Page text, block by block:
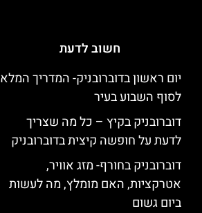
חשוב לדעת
יום ראשון בדוברובניק- המדריך המלא
לסוף השבוע בעיר
דוברובניק בקיץ – כל מה שצריך
לדעת על חופשה קיצית בדוברובניק
דוברובניק בחורף- מזג אוויר,
אטרקציות, האם מומלץ, מה לעשות
ביום גשום